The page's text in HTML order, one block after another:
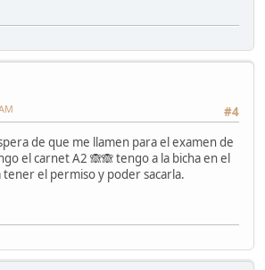
#4
de que me llamen para el examen de
el carnet A2 🙈🙈 tengo a la bicha en el
tener el permiso y poder sacarla.